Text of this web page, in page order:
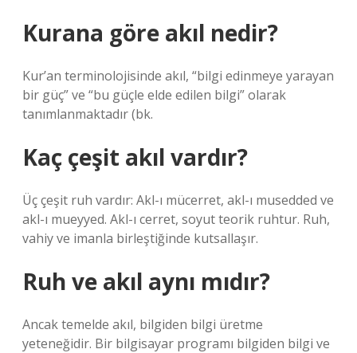
Kurana göre akıl nedir?
Kur’an terminolojisinde akıl, “bilgi edinmeye yarayan
bir güç” ve “bu güçle elde edilen bilgi” olarak
tanımlanmaktadır (bk.
Kaç çeşit akıl vardır?
Üç çeşit ruh vardır: Akl-ı mücerret, akl-ı musedded ve
akl-ı mueyyed. Akl-ı cerret, soyut teorik ruhtur. Ruh,
vahiy ve imanla birleştiğinde kutsallaşır.
Ruh ve akıl aynı mıdır?
Ancak temelde akıl, bilgiden bilgi üretme
yeteneğidir. Bir bilgisayar programı bilgiden bilgi ve